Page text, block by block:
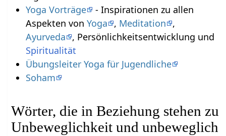
Yoga Vorträge
- Inspirationen zu allen
Aspekten von Yoga , Meditation
,
Ayurveda
, Persönlichkeitsentwicklung und
Spiritualität
Übungsleiter Yoga für Jugendliche
Soham
Wörter, die in Beziehung stehen zu
Unbeweglichkeit und unbeweglich